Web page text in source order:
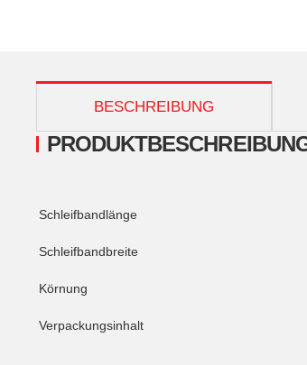
weitere Registerkarten anzeigen
BESCHREIBUNG
Schleifbandlänge
Schleifbandbreite
Körnung
Verpackungsinhalt